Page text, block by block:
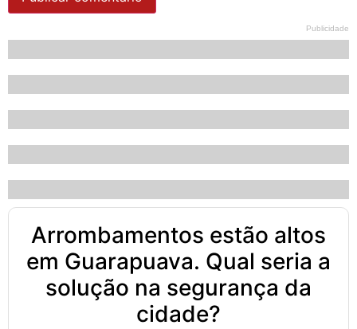
Publicidade
Arrombamentos estão altos
em Guarapuava. Qual seria a
solução na segurança da
cidade?